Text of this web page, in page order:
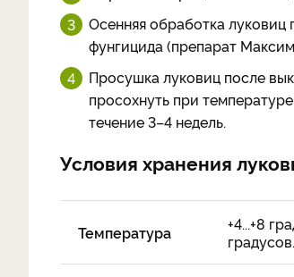
Осенняя обработка луковиц
фунгицида (препарат
Просушка луковиц после
просохнуть при
течение 3–4 недель.
Условия хранения
Температура
+4...+8
градусов.